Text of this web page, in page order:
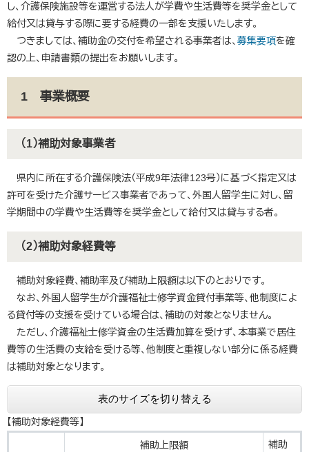
し、介護保険施設等を運営する法人が学費や生活費等を奨学金として
給付又は貸与する際に要する経費の一部を支援いたします。
つきましては、補助金の交付を希望される事業者は、 募集要項を確
認の上、申請書類の提出をお願いします。​
1 事業概要
（1）補助対象事業者
県内に所在する介護保険法（平成9年法律123号）に基づく指定又は
許可を受けた介護サービス事業者であって、外国人留学生に対し、留
学期間中の学費や生活費等を奨学金として給付又は貸与する者。
（2）補助対象経費等
補助対象経費、補助率及び補助上限額は以下のとおりです。
なお、外国人留学生が介護福祉士修学資金貸付事業等、他制度によ
る貸付等の支援を受けている場合は、補助の対象となりません。
ただし、介護福祉士修学資金の生活費加算を受けず、本事業で居住
費等の生活費の支給を受ける等、他制度と重複しない部分に係る経費
は補助対象となります。
表のサイズを切り替える
【補助対象経費等】
補助上限額
補助